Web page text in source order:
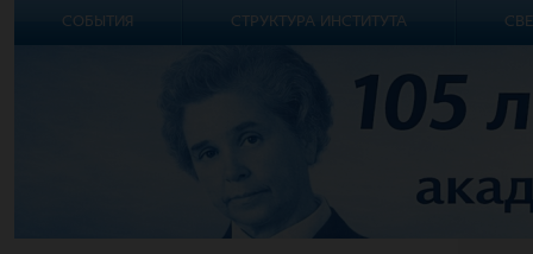
СОБЫТИЯ СТРУКТУРА ИНСТИТУТА